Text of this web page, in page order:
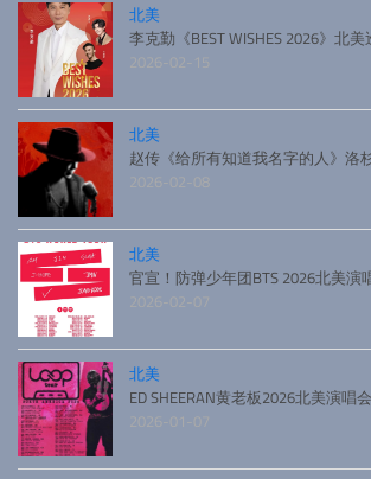
北美
李克勤《BEST WISHES 2026》北
2026-02-15
北美
赵传《给所有知道我名字的人》洛
2026-02-08
北美
官宣！防弹少年团BTS 2026北美演
2026-02-07
北美
ED SHEERAN黄老板2026北美演唱会
2026-01-07